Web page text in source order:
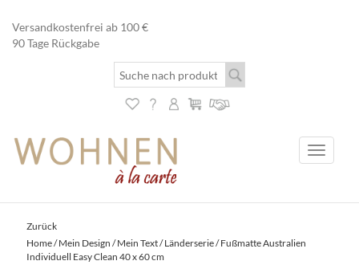
Versandkostenfrei ab 100 €
90 Tage Rückgabe
Toggle
Zurück
Home/Mein Design / Mein Text/Länderserie/ Fußmatte Australien
Individuell Easy Clean 40 x 60 cm